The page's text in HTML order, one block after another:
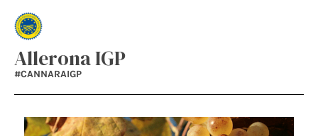
Allerona IGP
#CANNARAIGP